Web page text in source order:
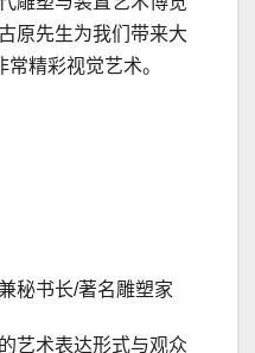
原先生为我们带来大
常精彩视觉艺术。
秘书长/著名雕塑家
艺术表达形式与观众